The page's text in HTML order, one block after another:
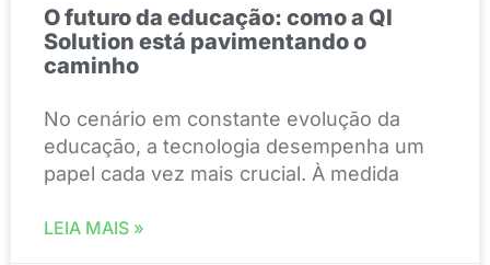
O futuro da educação: como a QI
Solution está pavimentando o
caminho
No cenário em constante evolução da
educação, a tecnologia desempenha um
papel cada vez mais crucial. À medida
LEIA MAIS »